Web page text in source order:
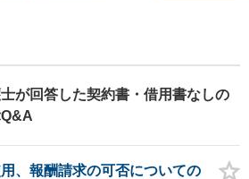
律事務所として皆様のお
なれればと考えておりま
が回答した契約書・借用書なしの
、報酬請求の可否についての